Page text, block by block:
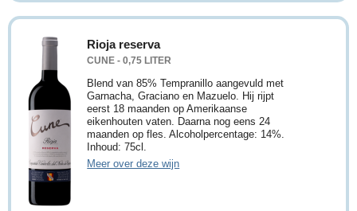
Rioja reserva
CUNE - 0,75 LITER
Blend van 85% Tempranillo aangevuld met
Garnacha, Graciano en Mazuelo. Hij rijpt
eerst 18 maanden op Amerikaanse
eikenhouten vaten. Daarna nog eens 24
maanden op fles. Alcoholpercentage: 14%.
Inhoud: 75cl.
Meer over deze wijn